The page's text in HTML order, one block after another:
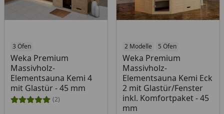
3 Öfen
Weka Premium
Massivholz-
Elementsauna Kemi 4
mit Glastür - 45 mm
(2)
2 Modelle 5 Öfen
Weka Premium
Massivholz-
Elementsauna Kemi Eck
2 mit Glastür/Fenster
inkl. Komfortpaket - 45
mm